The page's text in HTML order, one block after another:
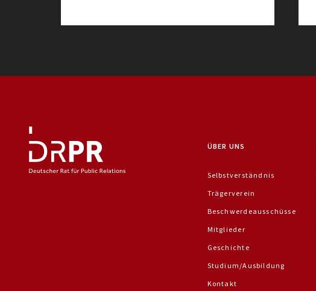
ÜBER UNS
Selbstverständnis
Trägerverein
Beschwerdeausschüsse
Mitglieder
Geschichte
Studium/Ausbildung
Kontakt